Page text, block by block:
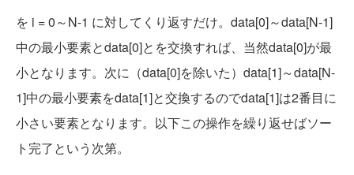
を i = 0～N-1 に対してくり返すだけ。data[0]～data[N-1]
中の最小要素とdata[0]とを交換すれば、当然data[0]が最
小となります。次に（data[0]を除いた）data[1]～data[N-
1]中の最小要素をdata[1]と交換するのでdata[1]は2番目に
小さい要素となります。以下この操作を繰り返せばソー
ト完了という次第。